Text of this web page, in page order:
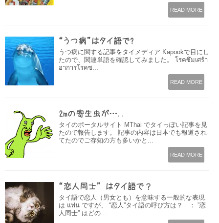
READ MORE
“うつ病”はタイ語で?
うつ病に関する記事をタイメディア Kapookで目にし
たので、関連単語を確認してみました。 โรคซึมเศร้า
อาการโรคซ...
READ MORE
2mの寄生虫が…..
タイのポータルサイト MThai でタイっぽい記事を見
たので報告します。 記事の内容は日本でも報道され
てたのでご存知の方も多いかと...
READ MORE
“恋人同士” はタイ語で？
タイ語で恋人（男女とも）を意味する一般的な表現
は แฟน ですが、 “恋人”タイ語の呼び方は？ ： ”恋
人同士” はどの...